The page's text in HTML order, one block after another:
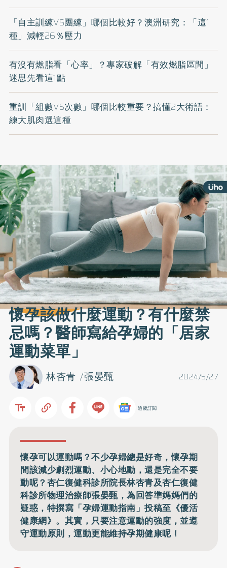
「自主訓練VS團練」哪個比較好？澳洲研究：「這1
種」減輕26％壓力
有沒有燃脂看「心率」？專家破解「有效燃脂區間」
迷思先看這1點
重訓「組數VS次數」哪個比較重要？搞懂2大術語：
練大肌肉選這種
懷孕該做什麼運動？有什麼禁
忌嗎？醫師寫給孕婦的「居家
運動菜單」
2024/5/27
林杏青 張晏甄
追蹤訂閱
懷孕可以運動嗎？不少孕婦總是好奇，懷孕期
間該減少劇烈運動、小心地動，還是完全不要
動呢？杏仁復健科診所院長林杏青及杏仁復健
科診所物理治療師張晏甄，為回答準媽媽們的
疑惑，特撰寫「孕婦運動指南」投稿至《優活
健康網》。其實，只要注意運動的強度，並遵
守運動原則，運動更能維持孕期健康呢！